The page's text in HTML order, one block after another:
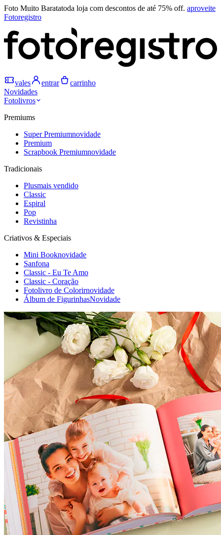
Foto Muito Baratatoda loja com descontos de até 75% off. aproveite
Fotoregistro
vales entrar
carrinho
Novidades
Fotolivros
Premiums
Super Premiumnovidade
Premium
Scrapbook Premiumnovidade
Tradicionais
Plusmais vendido
Classic
Espiral
Pop
Revistinha
Criativos & Especiais
Mini Booknovidade
Sanfona
Classic - Eu Te Amo
Classic - Coração
Fotolivro de Colorirnovidade
Álbum de FigurinhasNovidade